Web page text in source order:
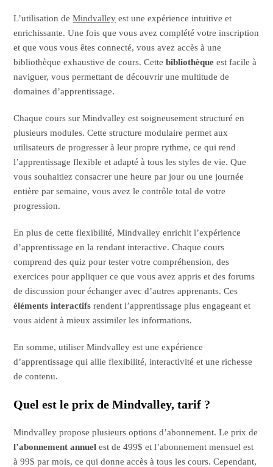
L’utilisation deMindvalley est une expérience intuitive et
enrichissante. Une fois que vous avez complété votre inscription
et que vous vous êtes connecté, vous avez accès à une
bibliothèque exhaustive de cours. Cettebibliothèque est facile à
naviguer, vous permettant de découvrir une multitude de
domaines d’apprentissage.
Chaque cours sur Mindvalley est soigneusement structuré en
plusieurs modules. Cette structure modulaire permet aux
utilisateurs de progresser à leur propre rythme, ce qui rend
l’apprentissage flexible et adapté à tous les styles de vie. Que
vous souhaitiez consacrer une heure par jour ou une journée
entière par semaine, vous avez le contrôle total de votre
progression.
En plus de cette flexibilité, Mindvalley enrichit l’expérience
d’apprentissage en la rendant interactive. Chaque cours
comprend des quiz pour tester votre compréhension, des
exercices pour appliquer ce que vous avez appris et des forums
de discussion pour échanger avec d’autres apprenants. Ces
éléments interactifs rendent l’apprentissage plus engageant et
vous aident à mieux assimiler les informations.
En somme, utiliser Mindvalley est une expérience
d’apprentissage qui allie flexibilité, interactivité et une richesse
de contenu.
Quel est le prix de Mindvalley, tarif ?
Mindvalley propose plusieurs options d’abonnement. Le prix de
l’abonnement annuel est de 499$ et l’abonnement mensuel est
à 99$ par mois, ce qui donne accès à tous les cours. Cependant,